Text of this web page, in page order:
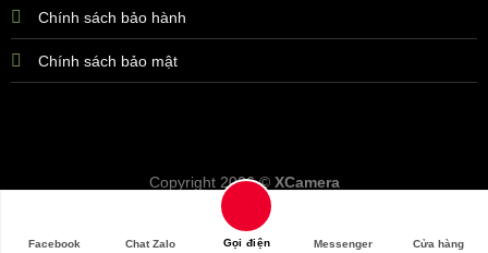
Chính sách bảo hành
Chính sách bảo mật
Copyright 2026 © XCamera
Facebook Chat Zalo Gọi điện Messenger Cửa hàng